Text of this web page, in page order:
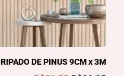
RIPADO DE PINUS 9CM x 3M